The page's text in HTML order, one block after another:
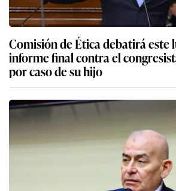
Comisión de Ética debatirá este
informe final contra el
por caso de su hijo